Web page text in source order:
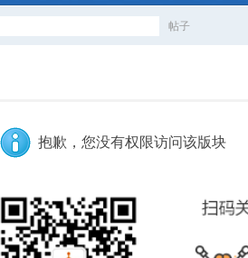
帖子
抱歉，您没有权限访问该版块